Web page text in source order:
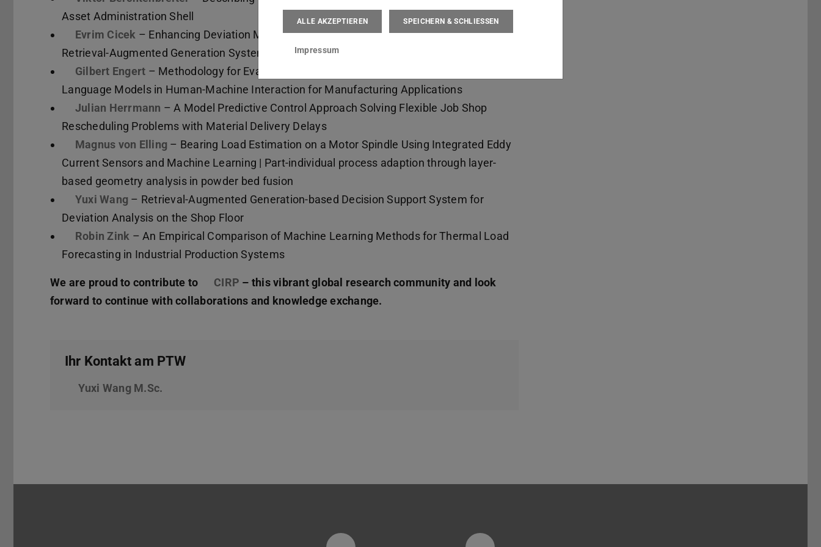
Asset Administration Shell
Evrim Cicek – Enhancing Deviation Management Using Knowledge Graph based
Retrieval-Augmented Generation System
Gilbert Engert – Methodology for Evaluating the Applicability and Performance of Large
Language Models in Human-Machine Interaction for Manufacturing Applications
Julian Herrmann – A Model Predictive Control Approach Solving Flexible Job Shop
Rescheduling Problems with Material Delivery Delays
Magnus von Elling – Bearing Load Estimation on a Motor Spindle Using Integrated Eddy
Current Sensors and Machine Learning | Part-individual process adaption through layer-
based geometry analysis in powder bed fusion
Yuxi Wang – Retrieval-Augmented Generation-based Decision Support System for
Deviation Analysis on the Shop Floor
Robin Zink – An Empirical Comparison of Machine Learning Methods for Thermal Load
Forecasting in Industrial Production Systems
We are proud to contribute to CIRP (wird in neuem Tab geöffnet)
– this vibrant global research community and look
forward to continue with collaborations and knowledge exchange.
Ihr Kontakt am PTW
Yuxi Wang M.Sc.
ALLE AKZEPTIEREN SPEICHERN & SCHLIESSEN
Impressum